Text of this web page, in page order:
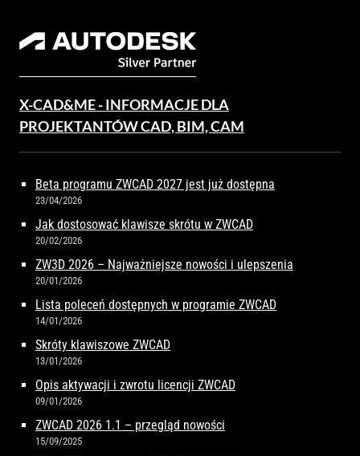
X-CAD&ME - INFORMACJE DLA
PROJEKTANTÓW CAD, BIM, CAM
Beta programu ZWCAD 2027 jest już dostępna
23/04/2026
Jak dostosować klawisze skrótu w ZWCAD
20/02/2026
ZW3D 2026 – Najważniejsze nowości i ulepszenia
20/01/2026
Lista poleceń dostępnych w programie ZWCAD
14/01/2026
Skróty klawiszowe ZWCAD
13/01/2026
Opis aktywacji i zwrotu licencji ZWCAD
09/01/2026
ZWCAD 2026 1.1 – przegląd nowości
15/09/2025